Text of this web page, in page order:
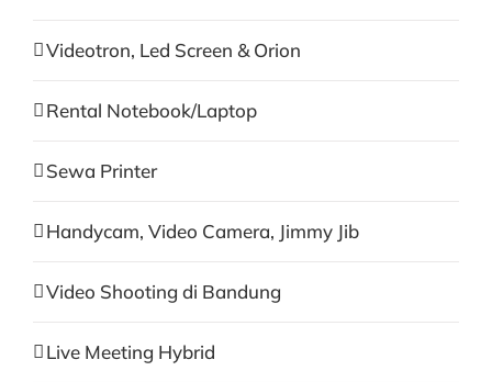
Videotron, Led Screen & Orion
Rental Notebook/Laptop
Sewa Printer
Handycam, Video Camera, Jimmy Jib
Video Shooting di Bandung
Live Meeting Hybrid